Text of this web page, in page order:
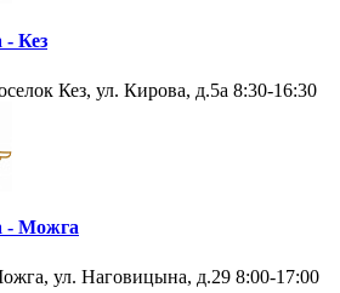
- Кез
Кез, ул. Кирова, д.5а 8:30-16:30
- Можга
ул. Наговицына, д.29 8:00-17:00